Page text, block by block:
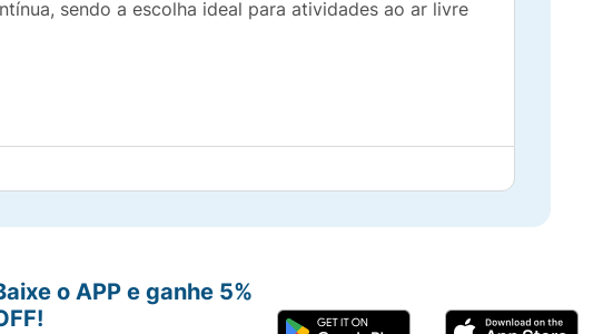
sendo a escolha ideal para atividades ao ar livre
o APP e ganhe 5%